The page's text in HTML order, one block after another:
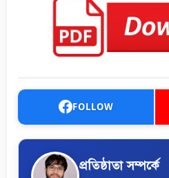
FOLLOW
প্রতিষ্ঠাতা সম্পর্কে